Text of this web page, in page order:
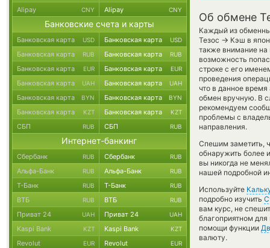
Об обмене
Каждый из
Тезос → Кэш в
также внимание на
возможность
строке с его
проведения
что в данное
обмен вручную. В
рекомендуем
проблемы с
направления.
Спешим заметить,
обнаружить более
вы никогда не
нашей подробной
Используйте
подробно изучить
вам курс, не
благоприятном
помощи функции
валюту.
Alipay CNY Alipay CNY
Банковские счета и карты
Банковская карта USD Банковская карта USD
Банковская карта RUB Банковская карта RUB
Банковская карта EUR Банковская карта EUR
Банковская карта UAH Банковская карта UAH
Банковская карта BYN Банковская карта BYN
Банковская карта KZT Банковская карта KZT
СБП RUB СБП RUB
Интернет-банкинг
Сбербанк RUB Сбербанк RUB
Альфа-Банк RUB Альфа-Банк RUB
Т-Банк RUB Т-Банк RUB
ВТБ RUB ВТБ RUB
Приват 24 UAH Приват 24 UAH
Kaspi Bank KZT Kaspi Bank KZT
Revolut EUR Revolut EUR